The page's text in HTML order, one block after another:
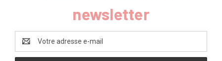
newsletter
mail